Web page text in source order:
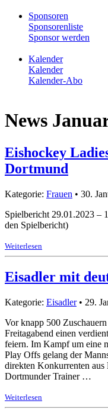
Sponsoren
Sponsorenliste
Sponsor werden
Kalender
Kalender
Kalender-Abo
News
Eishockey
Dortmund
Kategorie: Frauen • 30.
Spielbericht 29.01.2023 –
den Spielbericht)
Weiterlesen
Eisadler mit
Kategorie: Eisadler• 29.
Vor knapp 500
Freitagabend einen
feiern. Im Kampf um eine
Play Offs gelang der
direkten Konkurrenten
Dortmunder Trainer …
Weiterlesen